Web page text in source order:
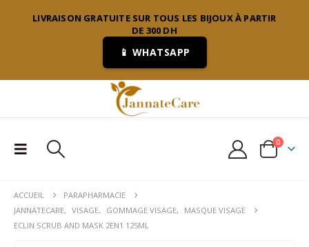
LIVRAISON GRATUITE SUR TOUS LES BIJOUX À PARTIR
DE 300 DH
📱 WHATSAPP
0
ACCUEIL
PARAPHARMACIE
JANNATECARE, VISAGE, GOMMAGE VISAGE,
MASQUE VISAGE
ECLIN SCRUB AND MASK 2EN1 125ML